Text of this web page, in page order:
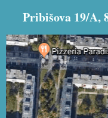
Pribišova 19/A,
Externý obsah
Prajete si